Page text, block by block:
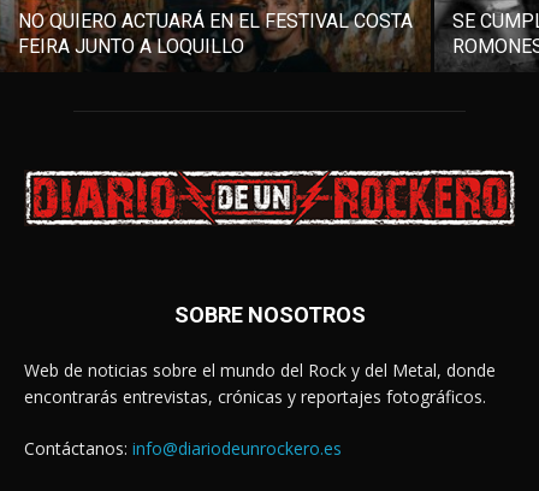
NO QUIERO ACTUARÁ EN EL FESTIVAL COSTA
FEIRA JUNTO A LOQUILLO
SE
SOBRE NOSOTROS
Web de noticias sobre el mundo del Rock y del Metal, donde
encontrarás entrevistas, crónicas y reportajes fotográficos.
Contáctanos: info@diariodeunrockero.es